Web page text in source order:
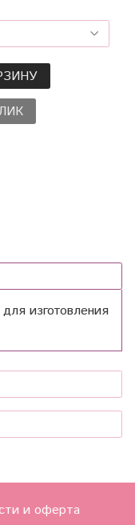
изготовления
и оферта